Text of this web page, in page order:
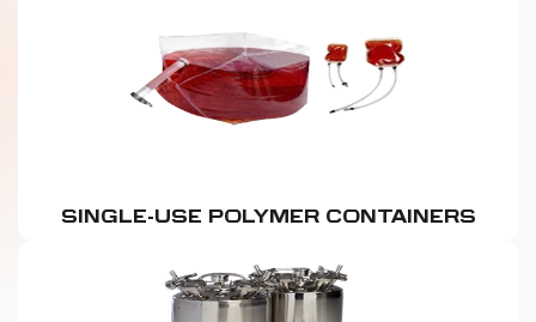
SINGLE-USE POLYMER CONTAINERS